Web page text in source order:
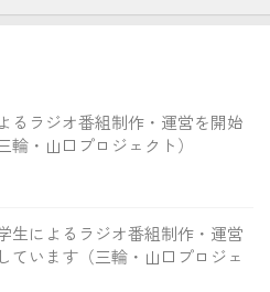
るラジオ番組制作・運営を開始
輪・山口プロジェクト）
生によるラジオ番組制作・運営
ています（三輪・山口プロジェ